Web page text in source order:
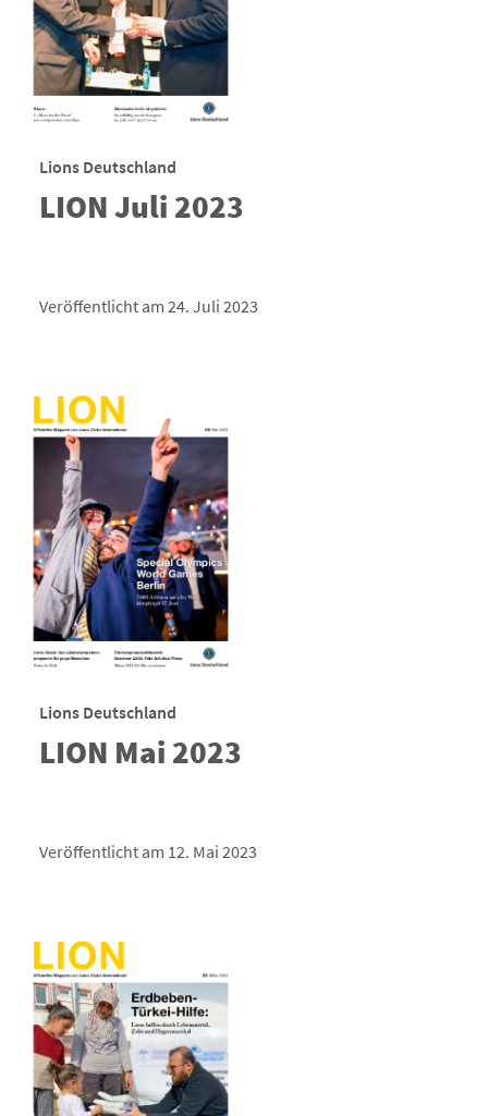
Lions Deutschland
LION Juli 2023
Veröffentlicht am 24. Juli 2023
Lions Deutschland
LION Mai 2023
Veröffentlicht am 12. Mai 2023